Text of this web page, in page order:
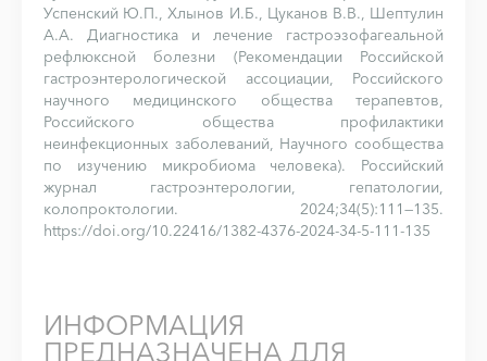
Успенский Ю.П., Хлынов И.Б., Цуканов В.В., Шептулин
А.А. Диагностика и лечение гастроэзофагеальной
рефлюксной болезни (Рекомендации Российской
гастроэнтерологической ассоциации, Российского
научного медицинского общества терапевтов,
Российского общества профилактики
неинфекционных заболеваний, Научного сообщества
по изучению микробиома человека). Российский
журнал гастроэнтерологии, гепатологии,
колопроктологии. 2024;34(5):111—135.
https://doi.org/10.22416/1382-4376-2024-34-5-111-135
ИНФОРМАЦИЯ
ПРЕДНАЗНАЧЕНА ДЛЯ